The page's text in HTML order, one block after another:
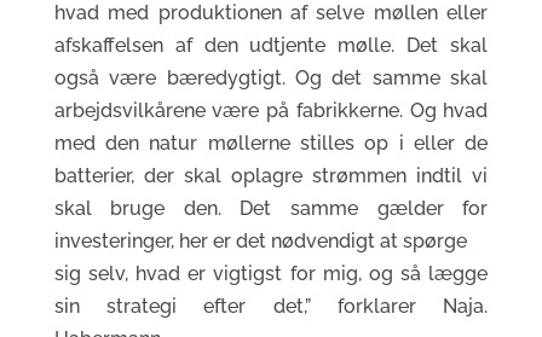
hvad med produktionen af selve møllen eller
afskaffelsen af den udtjente mølle. Det skal
også være bæredygtigt. Og det samme skal
arbejdsvilkårene være på fabrikkerne. Og hvad
med den natur møllerne stilles op i eller de
batterier, der skal oplagre strømmen indtil vi
skal bruge den. Det samme gælder for
investeringer, her er det nødvendigt at spørge
sig selv, hvad er vigtigst for mig, og så lægge
sin strategi efter det,” forklarer Naja.